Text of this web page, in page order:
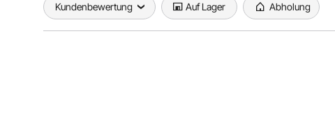
Kundenbewertung Auf Lager Abholung